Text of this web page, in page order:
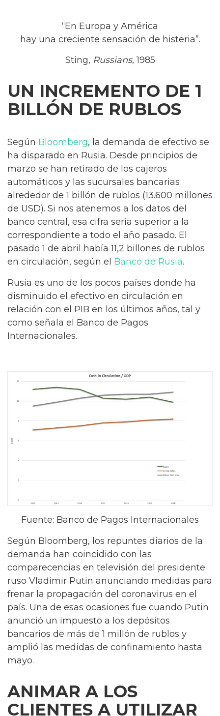
“En Europa y América
hay una creciente sensación de histeria”.
Sting, Russians, 1985
UN INCREMENTO DE 1
BILLÓN DE RUBLOS
Según Bloomberg, la demanda de efectivo se
ha disparado en Rusia. Desde principios de
marzo se han retirado de los cajeros
automáticos y las sucursales bancarias
alrededor de 1 billón de rublos (13.600 millones
de USD). Si nos atenemos a los datos del
banco central, esa cifra sería superior a la
correspondiente a todo el año pasado. El
pasado 1 de abril había 11,2 billones de rublos
en circulación, según el Banco de Rusia.
Rusia es uno de los pocos países donde ha
disminuido el efectivo en circulación en
relación con el PIB en los últimos años, tal y
como señala el Banco de Pagos
Internacionales.
Fuente: Banco de Pagos Internacionales
Según Bloomberg, los repuntes diarios de la
demanda han coincidido con las
comparecencias en televisión del presidente
ruso Vladimir Putin anunciando medidas para
frenar la propagación del coronavirus en el
país. Una de esas ocasiones fue cuando Putin
anunció un impuesto a los depósitos
bancarios de más de 1 millón de rublos y
amplió las medidas de confinamiento hasta
mayo.
ANIMAR A LOS
CLIENTES A UTILIZAR